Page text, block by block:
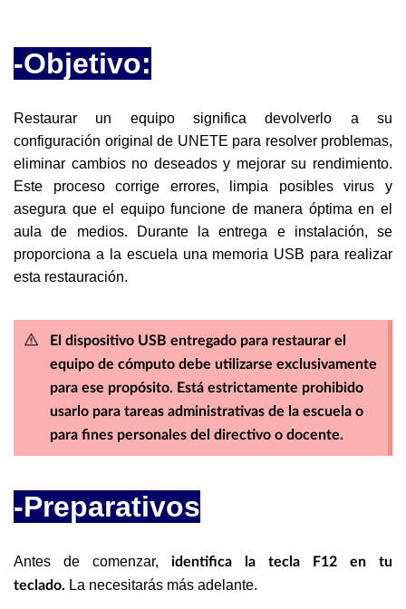
-Objetivo:
Restaurar un equipo significa devolverlo a su
configuración original de UNETE para resolver problemas,
eliminar cambios no deseados y mejorar su rendimiento.
Este proceso corrige errores, limpia posibles virus y
asegura que el equipo funcione de manera óptima en el
aula de medios. Durante la entrega e instalación, se
proporciona a la escuela una memoria USB para realizar
esta restauración.
El dispositivo USB entregado para restaurar el
equipo de cómputo debe utilizarse exclusivamente
para ese propósito. Está estrictamente prohibido
usarlo para tareas administrativas de la escuela o
para fines personales del directivo o docente.
-Preparativos
Antes de comenzar, identifica la tecla F12 en tu
teclado. La necesitarás más adelante.